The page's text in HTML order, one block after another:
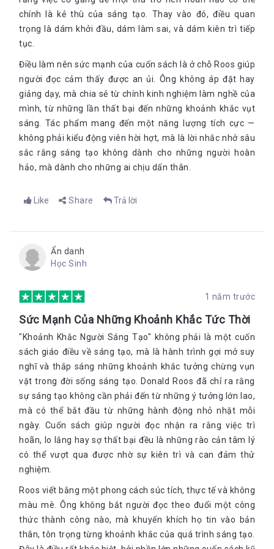
muốn. Điều đó thật đáng tiếc, nhưng bạn không thể nào làm
khác được. Chất lượng công việc của bạn đạt mức chấp nhận
được nhưng không phải tốt nhất. Hoặc bạn cố gắng kéo dài
thời hạn và khiến mọi người phải chờ đợi. Tùy bạn chọn.
Tôi đi làm mỗi buổi sáng với tâm thế học hỏi những điều mình
chưa biết. Bạn nên nhìn nhận mọi vấn đề với suy nghĩ, “Mình có
thể học được gì qua việc này?”. Nếu bạn nghĩ mình chẳng học
được gì, hãy quên chuyện làm đó đi.
- Milton Glaser
Dự Án: Loại Bỏ Việc Dư Thừa
cuối này, tác giả sẽ giúp bạn thực hiện dự án hiệu quả hơn
Sơ đồ quyết định việc cần làm và việc đừng làm
trở thành doanh nhân. Họ bắt đầu làm dự án riêng thay vì chờ
được giao việc. Các dự án cá nhân này không chỉ mang đến
nguồn thu nhập trực tiếp, mà còn đóng vai trò sản phẩm để
giới thiệu cho khách hàng tiềm năng. Để quyết định có nên
nhận một dự án hay không, hãy trả lời những câu hỏi dưới đây.
Nếu bạn trả lời không ở một trong những câu hỏi, hãy đưa dự
án đó vào Danh Sách Việc-Đừng-Làm, dù dự án đó thú vị.
Nguyên tắc này áp dụng cho cả dự án bạn tự khởi xướng lẫn
những kế hoạch bạn được mời tham gia.
Bạn có tin vào dự án không?
Điều đó có nghĩa là bạn cần đặt ra hai câu hỏi: 1 - bạn có tin
vào khả năng thành công của dự án không? Và 2 - bạn có toàn
tâm toàn ý với dự án không? Nếu không thu được lợi ích từ dự
án và sản phẩm bạn làm ra không được ai sử dụng hay nhìn
ngắm, bạn vẫn quyết định làm chứ? Nếu câu trả lời là “có”, hãy
tiếp tục. Nếu câu trả lời là không, bạn có thể đưa ý tưởng này
vào Danh Sách Việc-Đừng-Làm ngay cả khi chưa bắt đầu dự
án.
Dự án có phù hợp với hashtag của bạn không?
Bạn hãy xác định hashtag của mình - “nhãn dán” mà bạn có
thể gắn vào mọi việc mình làm. Hãy viết ra tên dự án và viết
chính là kẻ thù của sáng tạo. Thay vào đó, điều quan
trọng là dám khởi đầu, dám làm sai, và dám kiên trì tiếp
tục.
Điều làm nên sức mạnh của cuốn sách là ở chỗ Roos giúp
người đọc cảm thấy được an ủi. Ông không áp đặt hay
giảng dạy, mà chia sẻ từ chính kinh nghiệm làm nghề của
mình, từ những lần thất bại đến những khoảnh khắc vụt
sáng. Tác phẩm mang đến một năng lượng tích cực —
không phải kiểu động viên hời hợt, mà là lời nhắc nhở sâu
sắc rằng sáng tạo không dành cho những người hoàn
hảo, mà dành cho những ai chịu dấn thân.
Like Share Trả lời
Ẩn danh
Học Sinh
1 năm trước
Sức Mạnh Của Những Khoảnh Khắc Tức Thời
"Khoảnh Khắc Người Sáng Tạo" không phải là một cuốn
sách giáo điều về sáng tạo, mà là hành trình gợi mở suy
nghĩ và thắp sáng những khoảnh khắc tưởng chừng vụn
vặt trong đời sống sáng tạo. Donald Roos đã chỉ ra rằng
sự sáng tạo không cần phải đến từ những ý tưởng lớn lao,
mà có thể bắt đầu từ những hành động nhỏ nhặt mỗi
ngày. Cuốn sách giúp người đọc nhận ra rằng việc trì
hoãn, lo lắng hay sợ thất bại đều là những rào cản tâm lý
có thể vượt qua được nhờ sự kiên trì và can đảm thử
nghiệm.
Roos viết bằng một phong cách súc tích, thực tế và không
màu mè. Ông không bắt người đọc theo đuổi một công
thức thành công nào, mà khuyến khích họ tin vào bản
thân, tôn trọng từng khoảnh khắc của quá trình sáng tạo.